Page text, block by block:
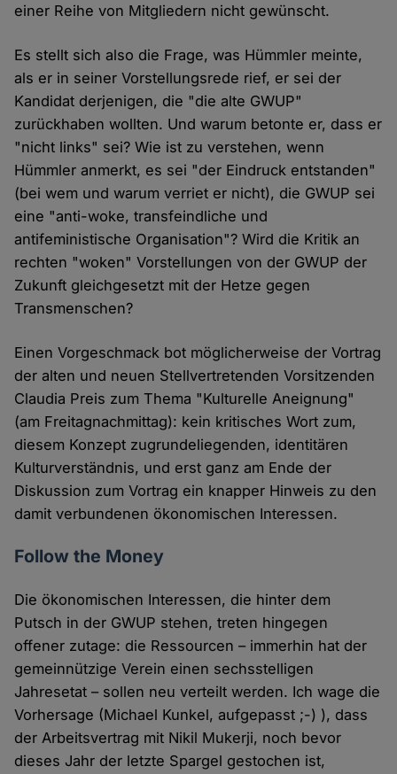
einer Reihe von Mitgliedern nicht gewünscht.
Es stellt sich also die Frage, was Hümmler meinte,
als er in seiner Vorstellungsrede rief, er sei der
Kandidat derjenigen, die "die alte GWUP"
zurückhaben wollten. Und warum betonte er, dass er
"nicht links" sei? Wie ist zu verstehen, wenn
Hümmler anmerkt, es sei "der Eindruck entstanden"
(bei wem und warum verriet er nicht), die GWUP sei
eine "anti-woke, transfeindliche und
antifeministische Organisation"? Wird die Kritik an
rechten "woken" Vorstellungen von der GWUP der
Zukunft gleichgesetzt mit der Hetze gegen
Transmenschen?
Einen Vorgeschmack bot möglicherweise der Vortrag
der alten und neuen Stellvertretenden Vorsitzenden
Claudia Preis zum Thema "Kulturelle Aneignung"
(am Freitagnachmittag): kein kritisches Wort zum,
diesem Konzept zugrundeliegenden, identitären
Kulturverständnis, und erst ganz am Ende der
Diskussion zum Vortrag ein knapper Hinweis zu den
damit verbundenen ökonomischen Interessen.
Follow the Money
Die ökonomischen Interessen, die hinter dem
Putsch in der GWUP stehen, treten hingegen
offener zutage: die Ressourcen – immerhin hat der
gemeinnützige Verein einen sechsstelligen
Jahresetat – sollen neu verteilt werden. Ich wage die
Vorhersage (Michael Kunkel, aufgepasst ;-) ), dass
der Arbeitsvertrag mit Nikil Mukerji, noch bevor
dieses Jahr der letzte Spargel gestochen ist,